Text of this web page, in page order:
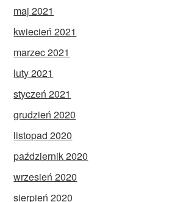
maj 2021
kwiecień 2021
marzec 2021
luty 2021
styczeń 2021
grudzień 2020
listopad 2020
październik 2020
wrzesień 2020
sierpień 2020